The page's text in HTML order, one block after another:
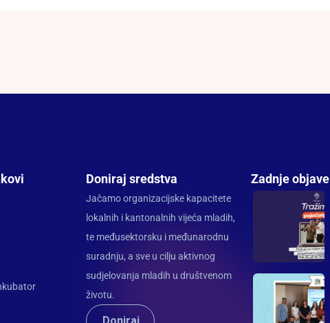
Doniraj sredstva
Jačamo organizacijske kapacitete
lokalnih i kantonalnih vijeća mladih,
te međusektorsku i međunarodnu
suradnju, a sve u cilju aktivnog
sudjelovanja mladih u društvenom
životu.
Zadnje objave